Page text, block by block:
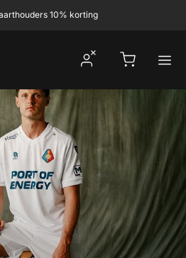
10% korting
Winkelwagen